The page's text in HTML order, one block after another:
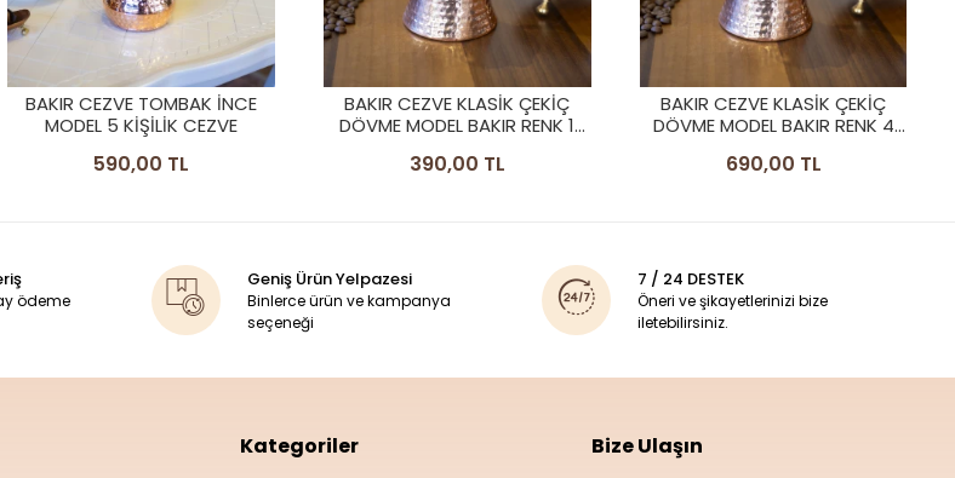
BAKIR CEZVE KLASİK ÇEKİÇ
DÖVME MODEL BAKIR RENK 1
390,00 TL
BAKIR CEZVE KLASİK ÇEKİÇ
DÖVME MODEL BAKIR RENK 4
690,00 TL
BAKIR CEZVE KLASİK ÇEKİÇ
DÖVME MODEL BAKIR RENK 3
KİŞİLİK
590,00 TL
ödeme
Geniş Ürün Yelpazesi
Binlerce ürün ve kampanya
seçeneği
7 / 24 DESTEK
Öneri ve şikayetlerinizi bize
iletebilirsiniz.
Kategoriler Bize Ulaşın